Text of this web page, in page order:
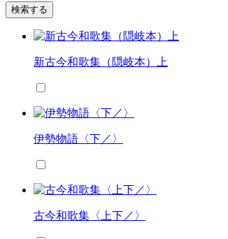
検索する
新古今和歌集（隠岐本）上
伊勢物語〈下／〉
古今和歌集〈上下／〉